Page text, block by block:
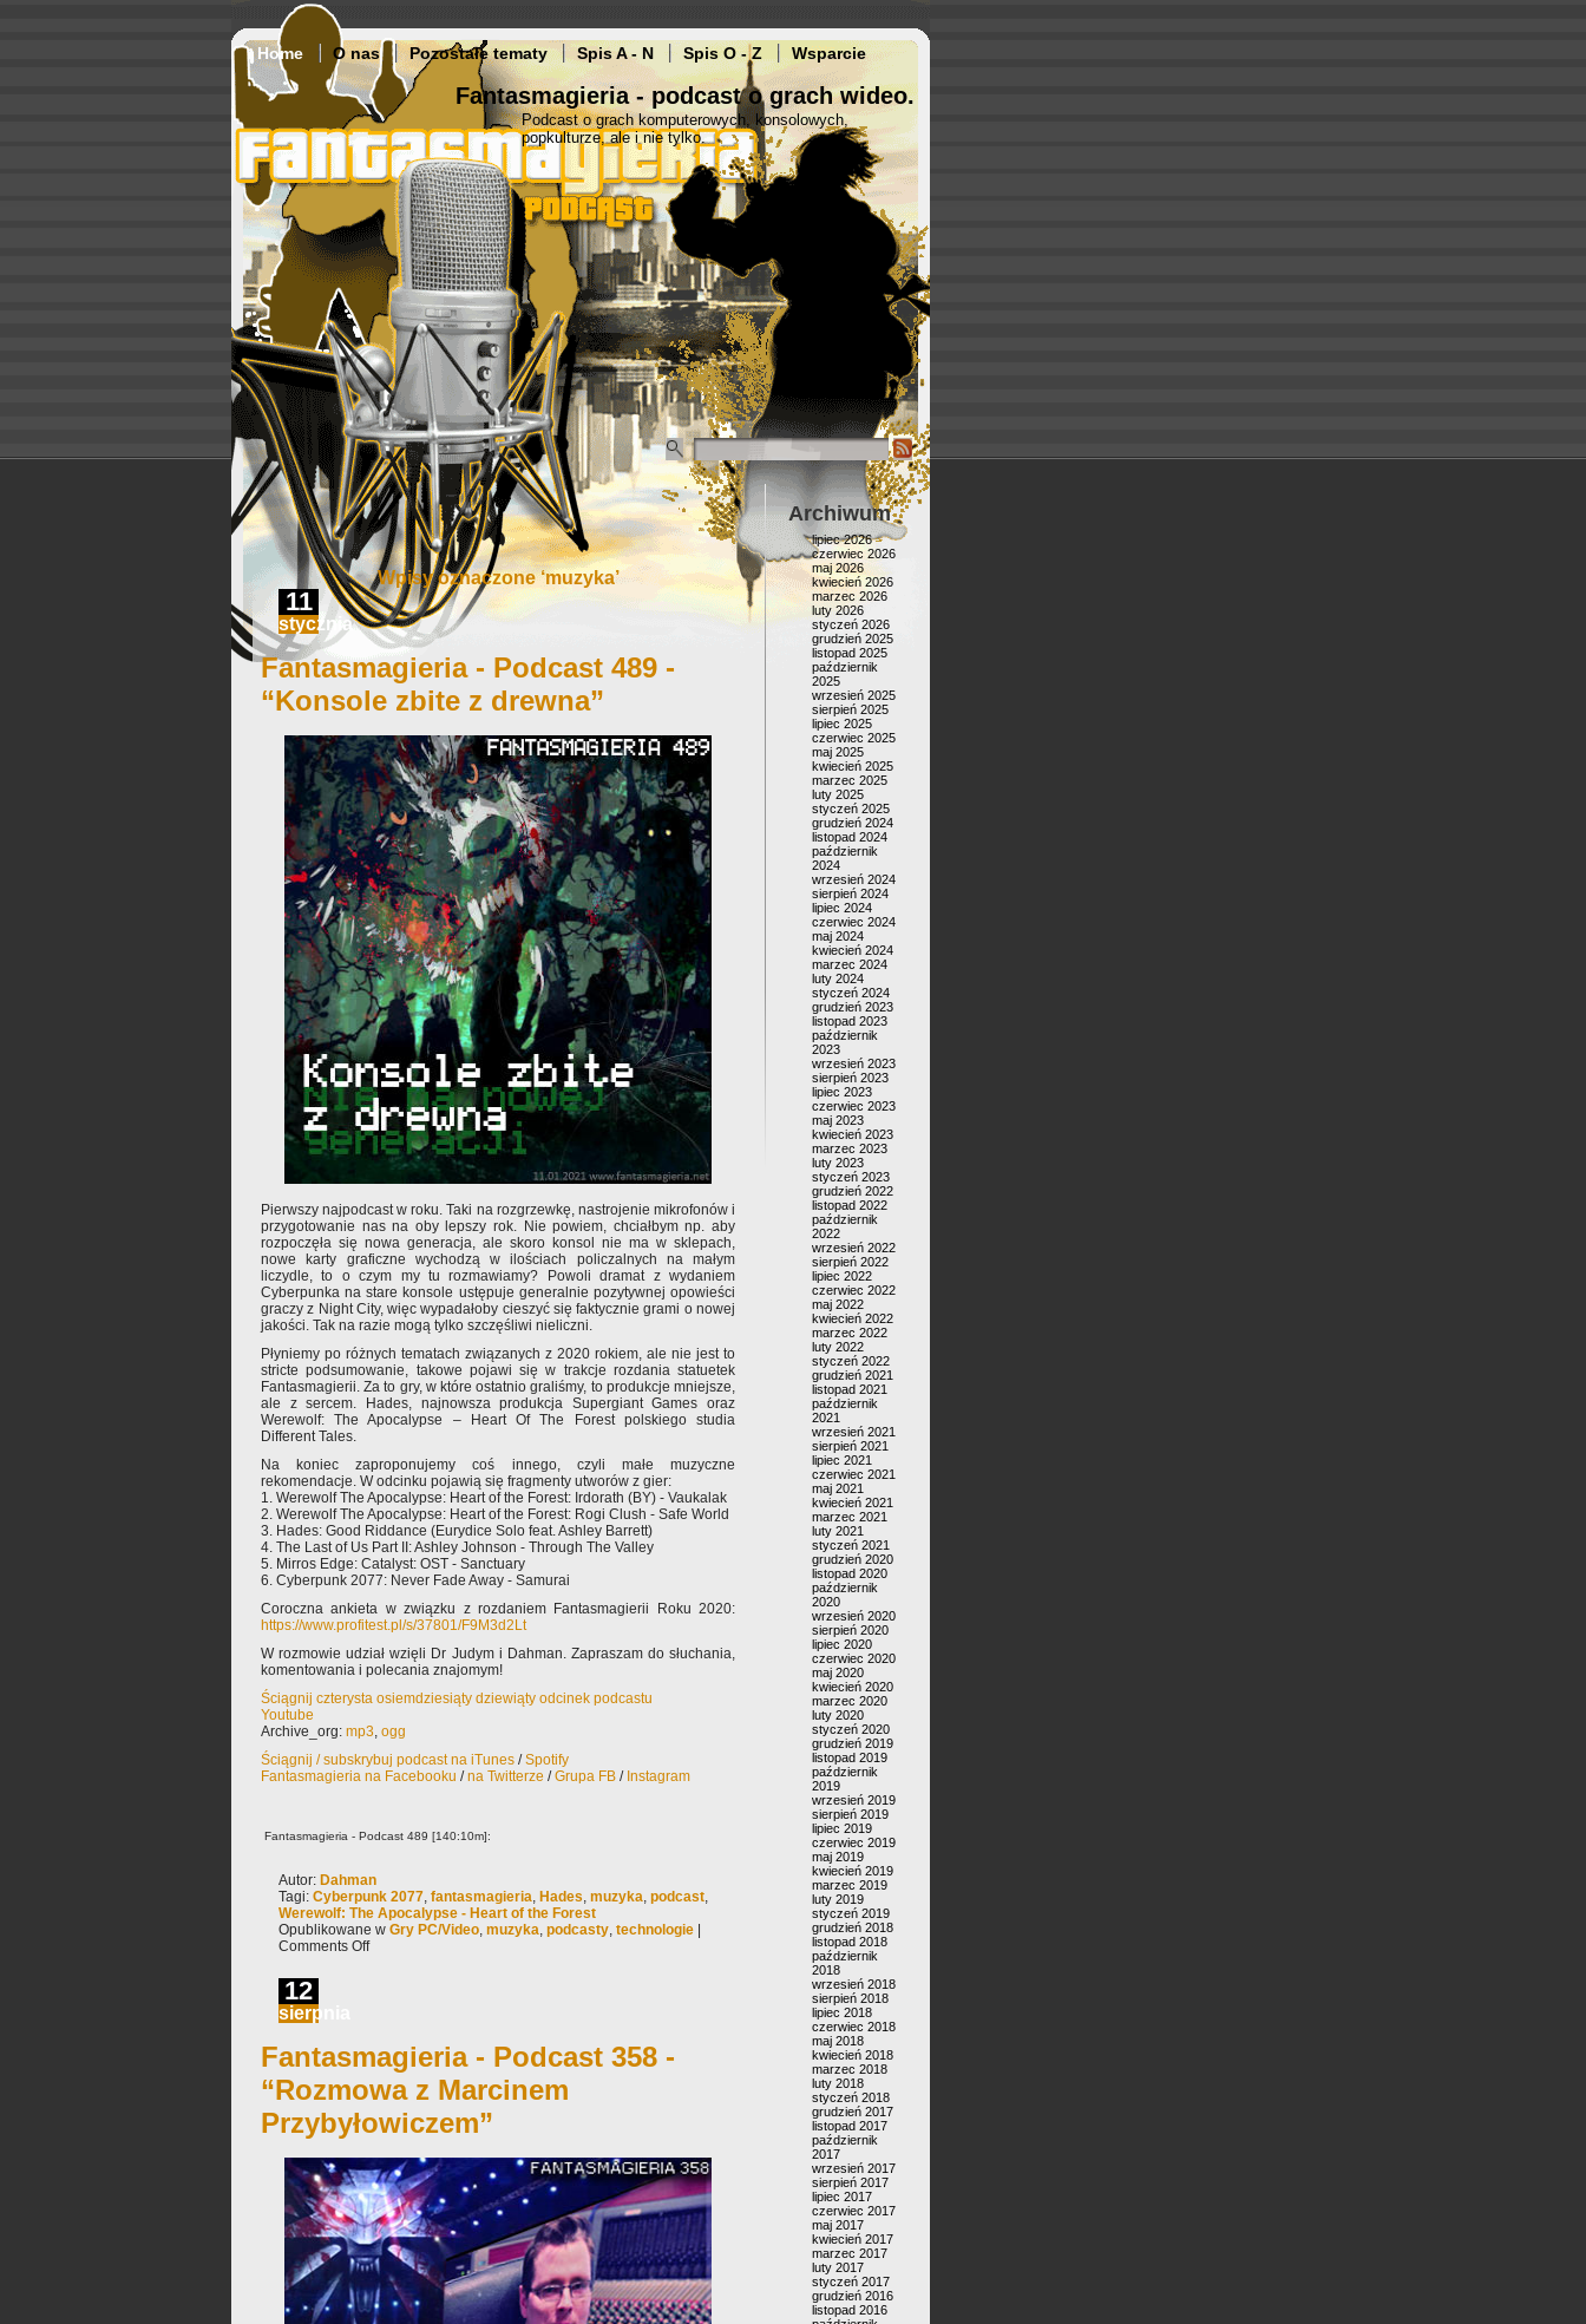
Home O nas Pozostałe tematy Spis A - N Spis O - Z Wsparcie
Fantasmagieria - podcast o grach wideo.
Podcast o grach komputerowych, konsolowych,
popkulturze, ale i nie tylko.
Wpisy oznaczone ‘muzyka’
11
stycznia
Fantasmagieria - Podcast 489 -
“Konsole zbite z drewna”
Pierwszy najpodcast w roku. Taki na rozgrzewkę, nastrojenie mikrofonów i
przygotowanie nas na oby lepszy rok. Nie powiem, chciałbym np. aby
rozpoczęła się nowa generacja, ale skoro konsol nie ma w sklepach,
nowe karty graficzne wychodzą w ilościach policzalnych na małym
liczydle, to o czym my tu rozmawiamy? Powoli dramat z wydaniem
Cyberpunka na stare konsole ustępuje generalnie pozytywnej opowieści
graczy z Night City, więc wypadałoby cieszyć się faktycznie grami o nowej
jakości. Tak na razie mogą tylko szczęśliwi nieliczni.
Płyniemy po różnych tematach związanych z 2020 rokiem, ale nie jest to
stricte podsumowanie, takowe pojawi się w trakcje rozdania statuetek
Fantasmagierii. Za to gry, w które ostatnio graliśmy, to produkcje mniejsze,
ale z sercem. Hades, najnowsza produkcja Supergiant Games oraz
Werewolf: The Apocalypse – Heart Of The Forest polskiego studia
Different Tales.
Na koniec zaproponujemy coś innego, czyli małe muzyczne
rekomendacje. W odcinku pojawią się fragmenty utworów z gier:
1. Werewolf The Apocalypse: Heart of the Forest: Irdorath (BY) - Vaukalak
2. Werewolf The Apocalypse: Heart of the Forest: Rogi Clush - Safe World
3. Hades: Good Riddance (Eurydice Solo feat. Ashley Barrett)
4. The Last of Us Part II: Ashley Johnson - Through The Valley
5. Mirros Edge: Catalyst: OST - Sanctuary
6. Cyberpunk 2077: Never Fade Away - Samurai
Coroczna ankieta w związku z rozdaniem Fantasmagierii Roku 2020:
https://www.profitest.pl/s/37801/F9M3d2Lt
W rozmowie udział wzięli Dr Judym i Dahman. Zapraszam do słuchania,
komentowania i polecania znajomym!
Ściągnij czterysta osiemdziesiąty dziewiąty odcinek podcastu
Youtube
Archive_org: mp3, ogg
Ściągnij / subskrybuj podcast na iTunes /Spotify
Fantasmagieria na Facebooku /na Twitterze /Grupa FB / Instagram
Fantasmagieria - Podcast 489 [140:10m]:
Autor: Dahman
Tagi: Cyberpunk 2077, fantasmagieria, Hades, muzyka, podcast,
Werewolf: The Apocalypse - Heart of the Forest
Opublikowane w Gry PC/Video, muzyka, podcasty, technologie
Comments Off
12
sierpnia
Fantasmagieria - Podcast 358 -
“Rozmowa z Marcinem
Przybyłowiczem”
Archiwum
lipiec 2026
czerwiec 2026
maj 2026
kwiecień 2026
marzec 2026
luty 2026
styczeń 2026
grudzień 2025
listopad 2025
październik
2025
wrzesień 2025
sierpień 2025
lipiec 2025
czerwiec 2025
maj 2025
kwiecień 2025
marzec 2025
luty 2025
styczeń 2025
grudzień 2024
listopad 2024
październik
2024
wrzesień 2024
sierpień 2024
lipiec 2024
czerwiec 2024
maj 2024
kwiecień 2024
marzec 2024
luty 2024
styczeń 2024
grudzień 2023
listopad 2023
październik
2023
wrzesień 2023
sierpień 2023
lipiec 2023
czerwiec 2023
maj 2023
kwiecień 2023
marzec 2023
luty 2023
styczeń 2023
grudzień 2022
listopad 2022
październik
2022
wrzesień 2022
sierpień 2022
lipiec 2022
czerwiec 2022
maj 2022
kwiecień 2022
marzec 2022
luty 2022
styczeń 2022
grudzień 2021
listopad 2021
październik
2021
wrzesień 2021
sierpień 2021
lipiec 2021
czerwiec 2021
maj 2021
kwiecień 2021
marzec 2021
luty 2021
styczeń 2021
grudzień 2020
listopad 2020
październik
2020
wrzesień 2020
sierpień 2020
lipiec 2020
czerwiec 2020
maj 2020
kwiecień 2020
marzec 2020
luty 2020
styczeń 2020
grudzień 2019
listopad 2019
październik
2019
wrzesień 2019
sierpień 2019
lipiec 2019
czerwiec 2019
maj 2019
kwiecień 2019
marzec 2019
luty 2019
styczeń 2019
grudzień 2018
listopad 2018
październik
2018
wrzesień 2018
sierpień 2018
lipiec 2018
czerwiec 2018
maj 2018
kwiecień 2018
marzec 2018
luty 2018
styczeń 2018
grudzień 2017
listopad 2017
październik
2017
wrzesień 2017
sierpień 2017
lipiec 2017
czerwiec 2017
maj 2017
kwiecień 2017
marzec 2017
luty 2017
styczeń 2017
grudzień 2016
listopad 2016